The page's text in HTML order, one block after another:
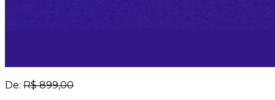
De: R$ 899,00